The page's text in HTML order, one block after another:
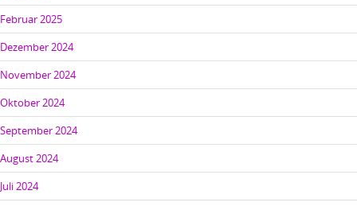
Februar 2025
Dezember 2024
November 2024
Oktober 2024
September 2024
August 2024
Juli 2024